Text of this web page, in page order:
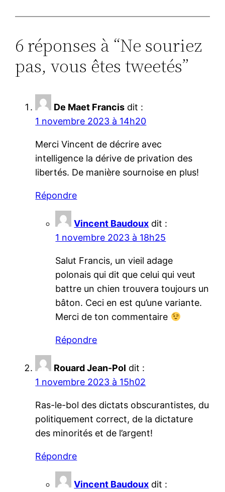
6 réponses à “Ne souriez
pas, vous êtes tweetés”
De Maet Francis dit :
1 novembre 2023 à 14h20
Merci Vincent de décrire avec
intelligence la dérive de privation des
libertés. De manière sournoise en plus!
Répondre
Vincent Baudoux dit :
1 novembre 2023 à 18h25
Salut Francis, un vieil adage
polonais qui dit que celui qui veut
battre un chien trouvera toujours un
bâton. Ceci en est qu’une variante.
Merci de ton commentaire
Répondre
Rouard Jean-Pol dit :
1 novembre 2023 à 15h02
Ras-le-bol des dictats obscurantistes, du
politiquement correct, de la dictature
des minorités et de l’argent!
Répondre
Vincent Baudoux dit :